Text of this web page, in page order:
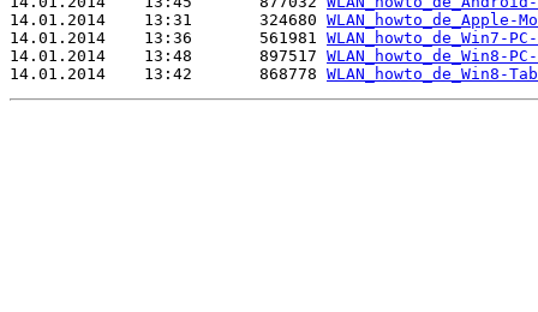
14.01.2014    13:31       324680
14.01.2014    13:36       561981 WLAN_howto_de_Win7-
14.01.2014    13:48       897517 WLAN_howto_de_Win8-
14.01.2014    13:42       868778 WLAN_howto_de_Win8-